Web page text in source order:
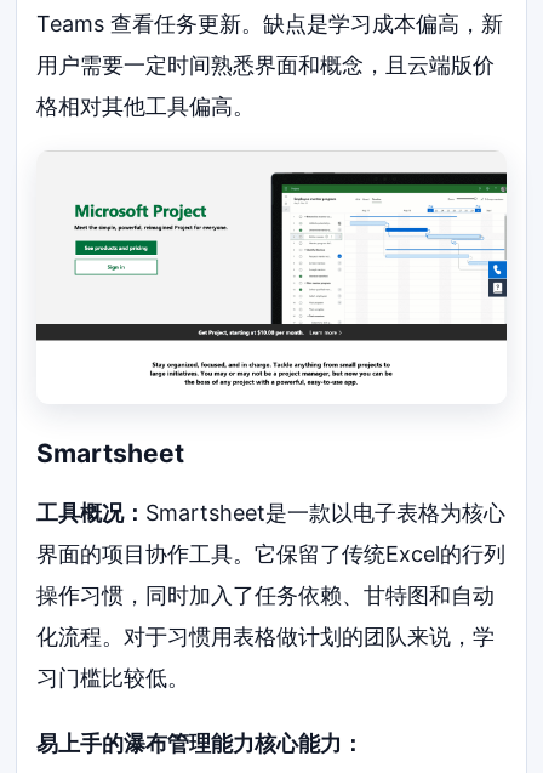
Teams 查看任务更新。缺点是学习成本偏高，新
用户需要一定时间熟悉界面和概念，且云端版价
格相对其他工具偏高。
Smartsheet
工具概况： Smartsheet是一款以电子表格为核心
界面的项目协作工具。它保留了传统Excel的行列
操作习惯，同时加入了任务依赖、甘特图和自动
化流程。对于习惯用表格做计划的团队来说，学
习门槛比较低。
易上手的瀑布管理能力核心能力：